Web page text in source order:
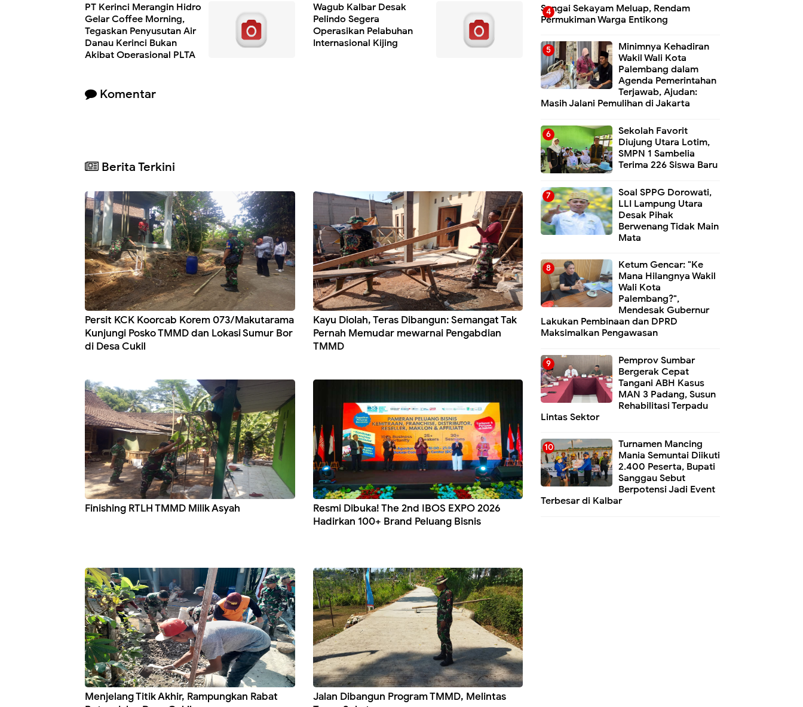
PT Kerinci Merangin Hidro
Gelar Coffee Morning,
Tegaskan Penyusutan Air
Danau Kerinci Bukan
Akibat Operasional PLTA
Wagub Kalbar Desak
Pelindo Segera
Operasikan Pelabuhan
Internasional Kijing
Komentar
Berita Terkini
Persit KCK Koorcab Korem 073/Makutarama
Kunjungi Posko TMMD dan Lokasi Sumur Bor
di Desa Cukil
Kayu Diolah, Teras Dibangun: Semangat Tak
Pernah Memudar mewarnai Pengabdian
TMMD
Finishing RTLH TMMD Milik Asyah
Resmi Dibuka! The 2nd IBOS EXPO 2026
Hadirkan 100+ Brand Peluang Bisnis
Menjelang Titik Akhir, Rampungkan Rabat
Jalan Dibangun Program TMMD, Melintas
Sungai Sekayam Meluap, Rendam
Permukiman Warga Entikong
Minimnya Kehadiran
Wakil Wali Kota
Palembang dalam
Agenda Pemerintahan
Terjawab, Ajudan:
Masih Jalani Pemulihan di Jakarta
Sekolah Favorit
Diujung Utara Lotim,
SMPN 1 Sambelia
Terima 226 Siswa Baru ‎
Soal SPPG Dorowati,
LLI Lampung Utara
Desak Pihak
Berwenang Tidak Main
Mata
Ketum Gencar: "Ke
Mana Hilangnya Wakil
Wali Kota
Palembang?",
Mendesak Gubernur
Lakukan Pembinaan dan DPRD
Maksimalkan Pengawasan
Pemprov Sumbar
Bergerak Cepat
Tangani ABH Kasus
MAN 3 Padang, Susun
Rehabilitasi Terpadu
Lintas Sektor
Turnamen Mancing
Mania Semuntai Diikuti
2.400 Peserta, Bupati
Sanggau Sebut
Berpotensi Jadi Event
Terbesar di Kalbar